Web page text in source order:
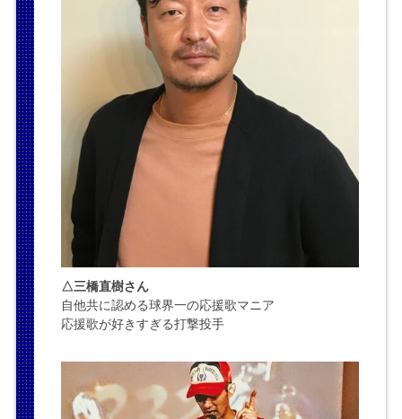
△三橋直樹さん
自他共に認める球界一の応援歌マニア
応援歌が好きすぎる打撃投手